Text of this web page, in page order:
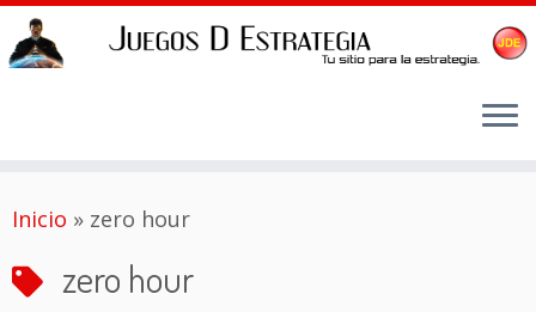
alInicio » zero hour
zero hour